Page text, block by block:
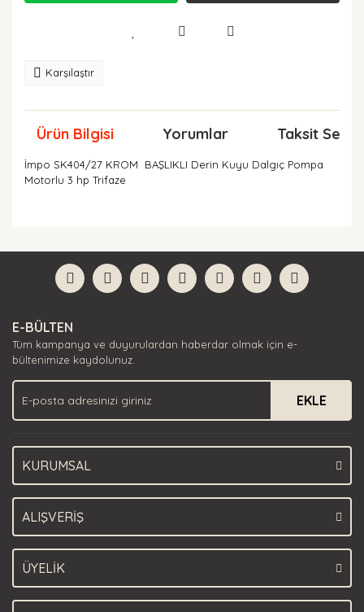
Karşılaştır
Ürün Bilgisi Yorumlar Taksit
İmpo SK404/27 KROM BAŞLIKLI Derin Kuyu Dalgıç Pompa
Motorlu 3 hp Trifaze
Yorum Yaz
formunu kullanarak tarafımıza iletebilirsiniz.
Görüş ve önerileriniz için teşekkür ederiz.
Ürün açıklamasında eksik bilgiler bulunuyor.
Ürün bilgilerinde hatalar bulunuyor.
Ürün fiyatı diğer sitelerden daha pahalı.
Bu ürüne benzer farklı alternatifler olmalı.
E-BÜLTEN
Tüm kampanya ve duyurulardan haberdar olmak için e-
bültenimize kaydolunuz.
EKLE
KURUMSAL
ALIŞVERİŞ
ÜYELİK